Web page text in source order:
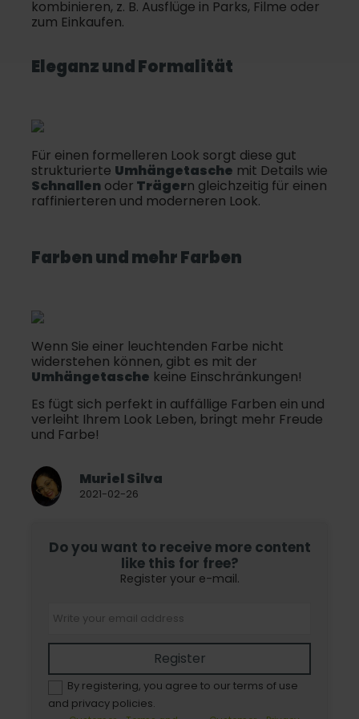
kombinieren, z. B. Ausflüge in Parks, Filme oder
zum Einkaufen.
Eleganz und Formalität
Für einen formelleren Look sorgt diese gut
strukturierte Umhängetasche mit Details wie
Schnallen oder Trägern gleichzeitig für einen
raffinierteren und moderneren Look.
Farben und mehr Farben
Wenn Sie einer leuchtenden Farbe nicht
widerstehen können, gibt es mit der
Umhängetasche keine Einschränkungen!
Es fügt sich perfekt in auffällige Farben ein und
verleiht Ihrem Look Leben, bringt mehr Freude
und Farbe!
Muriel Silva
2021-02-26
Do you want to receive more content
like this for free?
Register your e-mail.
Register
By registering, you agree to our terms of use
and privacy policies.